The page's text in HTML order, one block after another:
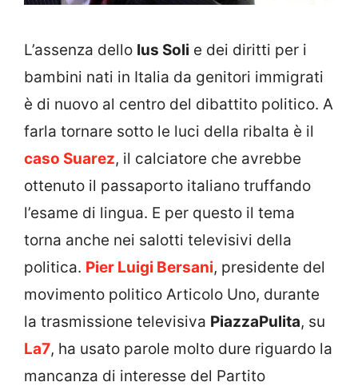
L’assenza dello Ius Soli e dei diritti per i
bambini nati in Italia da genitori immigrati
è di nuovo al centro del dibattito politico. A
farla tornare sotto le luci della ribalta è il
caso Suarez, il calciatore che avrebbe
ottenuto il passaporto italiano truffando
l’esame di lingua. E per questo il tema
torna anche nei salotti televisivi della
politica. Pier Luigi Bersani, presidente del
movimento politico Articolo Uno, durante
la trasmissione televisiva PiazzaPulita, su
La7, ha usato parole molto dure riguardo la
mancanza di interesse del Partito